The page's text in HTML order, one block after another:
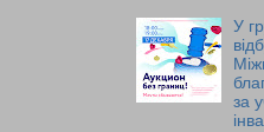
У
за